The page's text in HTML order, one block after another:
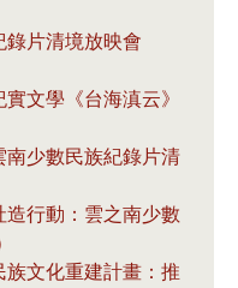
錄片清境放映會
文學《台海滇云》
南少數民族紀錄片清
造行動：雲之南少數
族文化重建計畫：推